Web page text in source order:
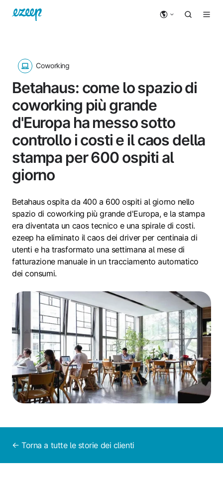
Coworking
Betahaus: come lo spazio di
coworking più grande
d'Europa ha messo sotto
controllo i costi e il caos della
stampa per 600 ospiti al
giorno
Betahaus ospita da 400 a 600 ospiti al giorno nello
spazio di coworking più grande d'Europa, e la stampa
era diventata un caos tecnico e una spirale di costi.
ezeep ha eliminato il caos dei driver per centinaia di
utenti e ha trasformato una settimana al mese di
fatturazione manuale in un tracciamento automatico
dei consumi.
← Torna a tutte le storie dei clienti